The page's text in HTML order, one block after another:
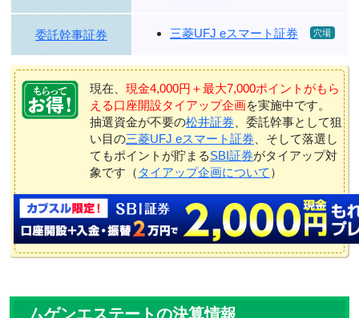
委託幹事証券 三菱UFJ eスマート証券
現在、 現金4,000円＋最大7,000ポイントがもら
える口座開設タイアップ企画を実施中です。
抽選資金が不要の松井証券 、委託幹事として狙
い目の三菱UFJ eスマート証券 、そして落選し
てもポイントが貯まるSBI証券がタイアップ対
象です（ タイアップ企画について ）
ムゲンエステートの決算情報